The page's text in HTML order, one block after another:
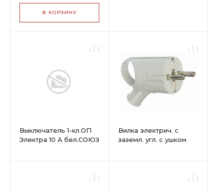
В КОРЗИНУ
Выключатель 1-кл.ОП
Электра 10 А бел.СОЮЗ
Вилка электрич. с
заземл. угл. с ушком
бел. 16А 250В